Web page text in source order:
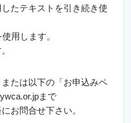
たテキストを引き続き使
用します。
または以下の「お申込みペ
まで
お問合せ下さい。